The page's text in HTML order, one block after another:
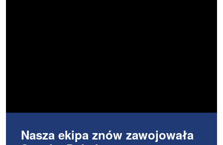
Nasza ekipa znów zawojowała